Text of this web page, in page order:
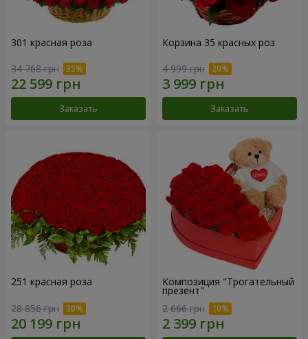
301 красная роза
34 768 грн
Заказать
Корзина 35 красных роз
4 999 грн
Заказать
251 красная роза
28 856 грн
Композиция "Трогательный
презент"
2 666 грн